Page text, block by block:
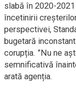
slabă în 2020-
încetinirii
perspectivei,
bugetară
corupția. ”Nu ne
semnificativă
arată agenția.